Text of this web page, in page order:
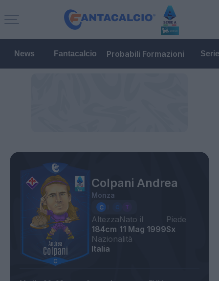
News Fantacalcio Probabili Formazioni
Colpani Andrea
Monza
Altezza
184cm
Nato il
11 Mag 1999
Piede
Sx
Nazionalità
Italia